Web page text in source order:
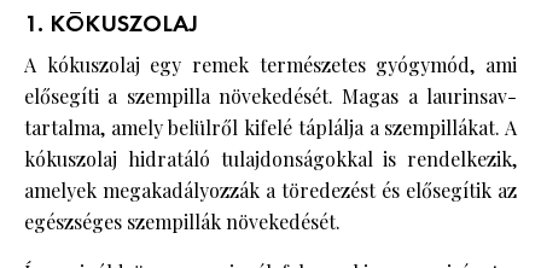
1. KÓKUSZOLAJ
A kókuszolaj egy remek természetes gyógymód, ami
elősegíti a szempilla növekedését. Magas a laurinsav-
tartalma, amely belülről kifelé táplálja a szempillákat. A
kókuszolaj hidratáló tulajdonságokkal is rendelkezik,
amelyek megakadályozzák a töredezést és elősegítik az
egészséges szempillák növekedését.